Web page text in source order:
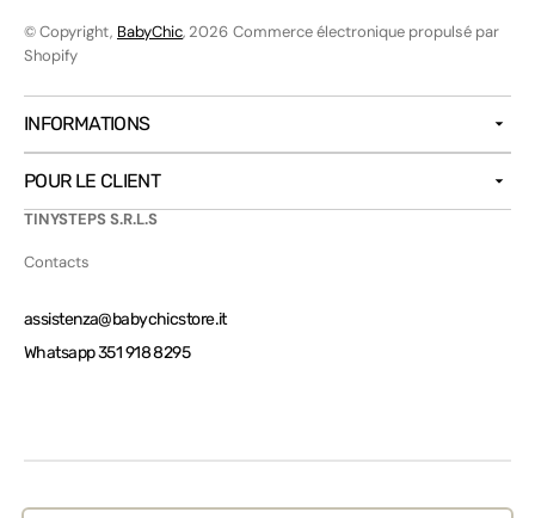
© Copyright, BabyChic, 2026 Commerce électronique propulsé par
Shopify
INFORMATIONS
POUR LE CLIENT
TINYSTEPS S.R.L.S
Contacts
assistenza@babychicstore.it
Whatsapp 351 918 8295